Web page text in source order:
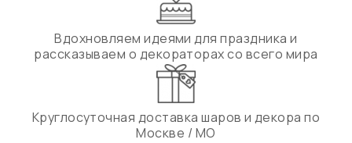
Вдохновляем идеями для праздника и
рассказываем о декораторах со всего мира
Круглосуточная доставка шаров и декора по
Москве / МО